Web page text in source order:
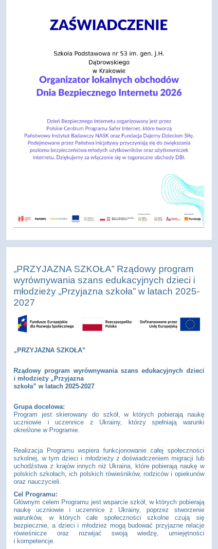
„PRZYJAZNA SZKOŁA” Rządowy program
wyrównywania szans edukacyjnych dzieci i
młodzieży „Przyjazna szkoła” w latach 2025-
2027
„PRZYJAZNA SZKOŁA”
Rządowy program wyrównywania szans edukacyjnych dzieci
i młodzieży „Przyjazna
szkoła” w latach 2025-2027
Grupa docelowa:
Program jest skierowany do szkół, w których pobierają naukę
uczniowie i uczennice z Ukrainy, którzy spełniają warunki
określone w Programie.
Realizacja Programu wspiera funkcjonowanie całej społeczności
szkolnej, w tym dzieci i młodzieży z doświadczeniem migracji lub
uchodźstwa z krajów innych niż Ukraina, które pobierają naukę w
polskich szkołach, ich polskich rówieśników, rodziców i opiekunów
oraz nauczycieli.
Cel Programu:
Głównym celem Programu jest wsparcie szkół, w których pobierają
naukę uczniowie i uczennice z Ukrainy, poprzez stworzenie
warunków, w których całe społeczności szkolne czują się
bezpiecznie, a dzieci i młodzież mogą budować przyjazne relacje
rówieśnicze oraz rozwijać swoją wiedzę, umiejętności
i kompetencje.